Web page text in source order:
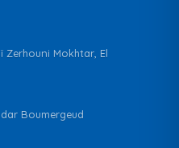
Zerhouni Mokhtar, El
Boumergeud